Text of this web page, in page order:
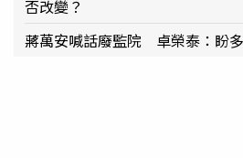
否改變？
蔣萬安喊話廢監院 卓榮泰：盼